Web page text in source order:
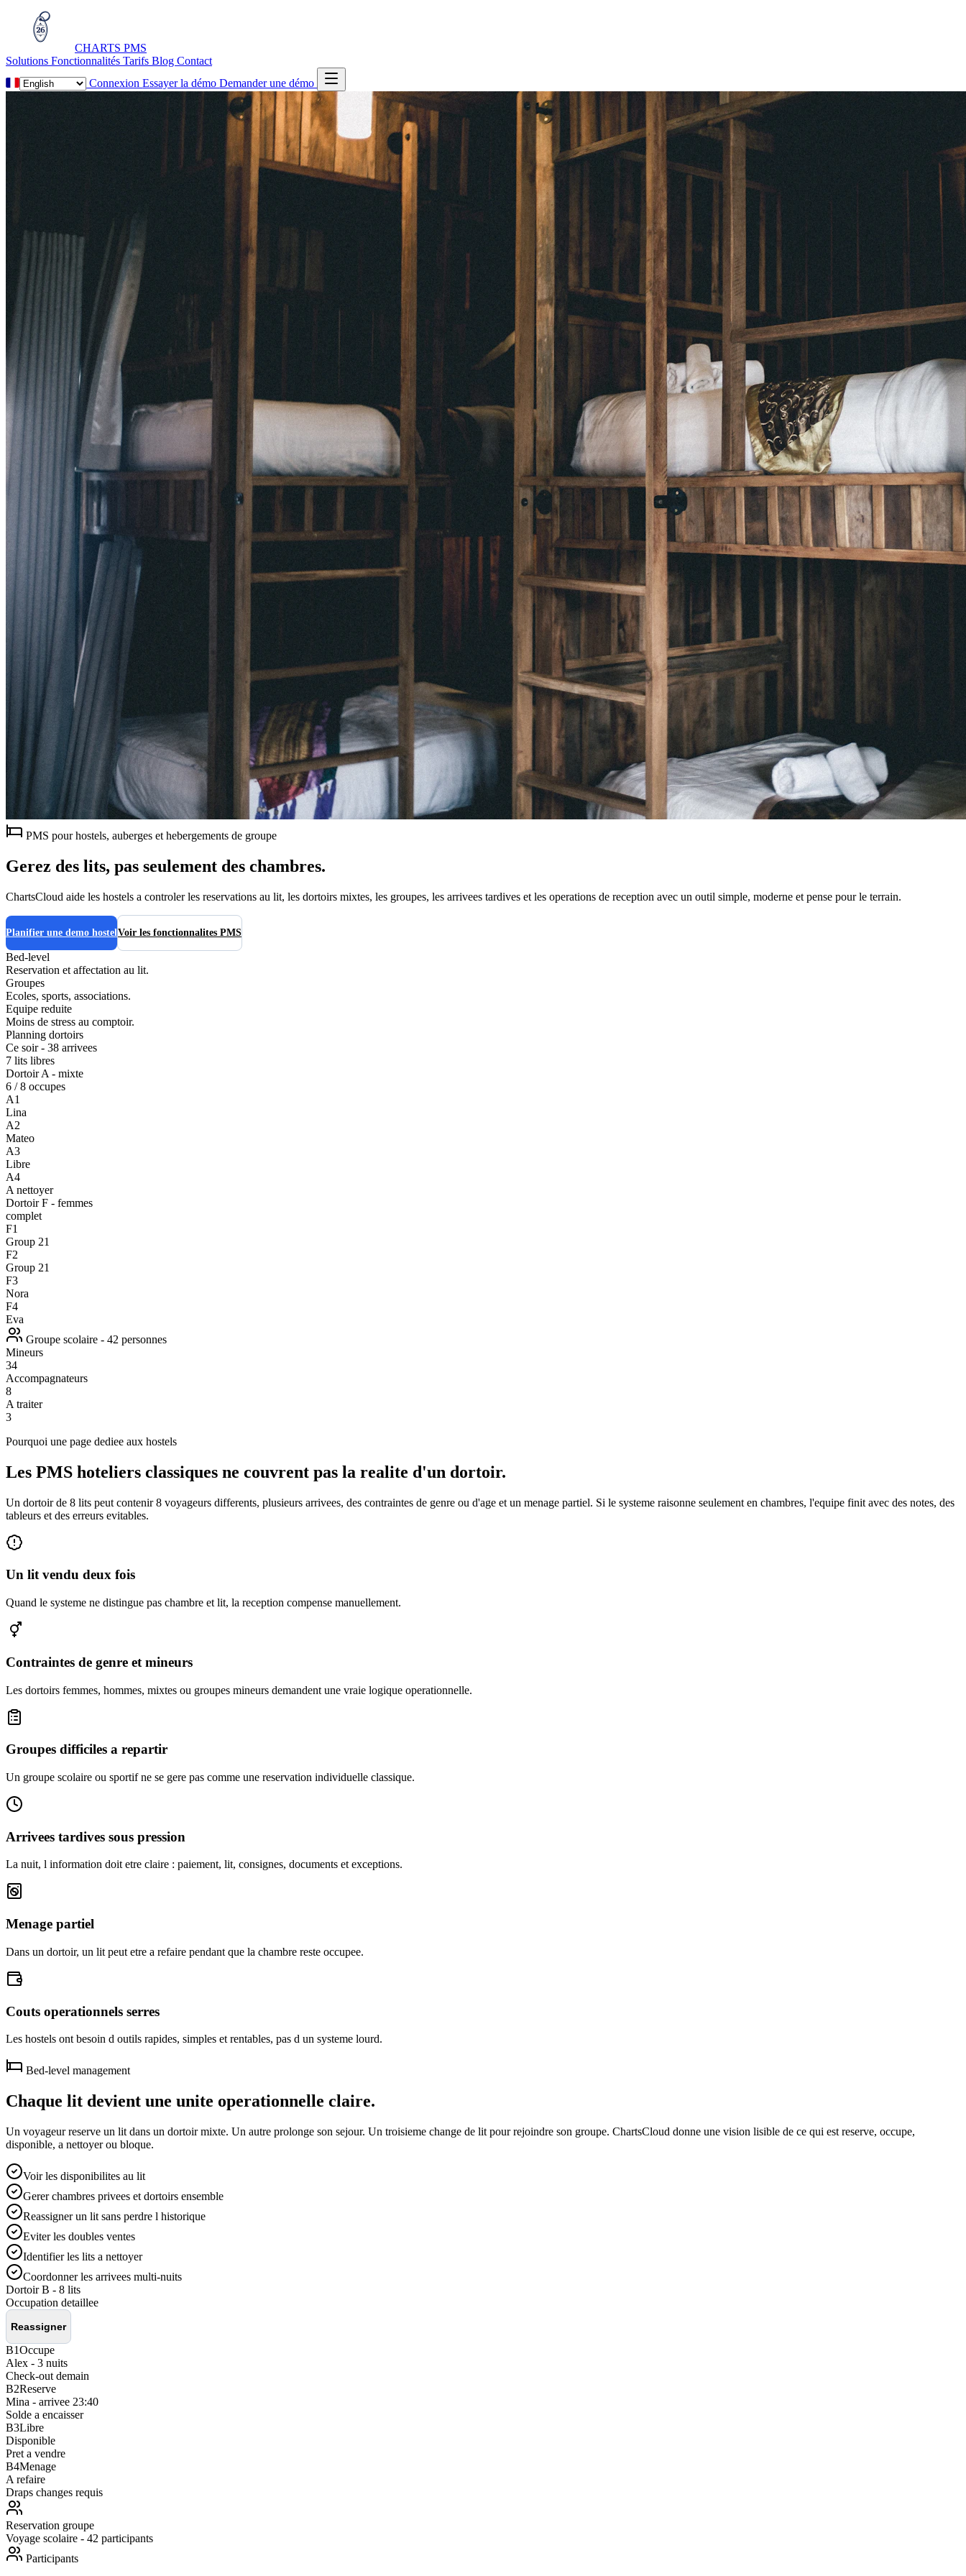
CHARTS PMS
Solutions Fonctionnalités Tarifs Blog Contact
ConnexionEssayer la démoDemander une démo
PMS pour hostels, auberges et hebergements de groupe
Gerez des lits, pas seulement des chambres.
ChartsCloud aide les hostels a controler les reservations au lit, les dortoirs mixtes, les groupes, les arrivees tardives et les operations de reception avec un outil simple, moderne et pense pour le terrain.
Planifier une demo hostel Voir les fonctionnalites PMS
Bed-level
Reservation et affectation au lit.
Groupes
Ecoles, sports, associations.
Equipe reduite
Moins de stress au comptoir.
Planning dortoirs
Ce soir - 38 arrivees
7 lits libres
Dortoir A - mixte
6 / 8 occupes
A1
Lina
A2
Mateo
A3
Libre
A4
A nettoyer
Dortoir F - femmes
complet
F1
Group 21
F2
Group 21
F3
Nora
F4
Eva
Groupe scolaire - 42 personnes
Mineurs
34
Accompagnateurs
8
A traiter
3
Pourquoi une page dediee aux hostels
Les PMS hoteliers classiques ne couvrent pas la realite d'un dortoir.
Un dortoir de 8 lits peut contenir 8 voyageurs differents, plusieurs arrivees, des contraintes de genre ou d'age et un menage partiel. Si le systeme raisonne seulement en chambres, l'equipe finit avec des notes, des
tableurs et des erreurs evitables.
Un lit vendu deux fois
Quand le systeme ne distingue pas chambre et lit, la reception compense manuellement.
Contraintes de genre et mineurs
Les dortoirs femmes, hommes, mixtes ou groupes mineurs demandent une vraie logique operationnelle.
Groupes difficiles a repartir
Un groupe scolaire ou sportif ne se gere pas comme une reservation individuelle classique.
Arrivees tardives sous pression
La nuit, l information doit etre claire : paiement, lit, consignes, documents et exceptions.
Menage partiel
Dans un dortoir, un lit peut etre a refaire pendant que la chambre reste occupee.
Couts operationnels serres
Les hostels ont besoin d outils rapides, simples et rentables, pas d un systeme lourd.
Bed-level management
Chaque lit devient une unite operationnelle claire.
Un voyageur reserve un lit dans un dortoir mixte. Un autre prolonge son sejour. Un troisieme change de lit pour rejoindre son groupe. ChartsCloud donne une vision lisible de ce qui est reserve, occupe,
disponible, a nettoyer ou bloque.
Voir les disponibilites au lit
Gerer chambres privees et dortoirs ensemble
Reassigner un lit sans perdre l historique
Eviter les doubles ventes
Identifier les lits a nettoyer
Coordonner les arrivees multi-nuits
Dortoir B - 8 lits
Occupation detaillee
Reassigner
B1Occupe
Alex - 3 nuits
Check-out demain
B2Reserve
Mina - arrivee 23:40
Solde a encaisser
B3Libre
Disponible
Pret a vendre
B4Menage
A refaire
Draps changes requis
Reservation groupe
Voyage scolaire - 42 participants
Participants